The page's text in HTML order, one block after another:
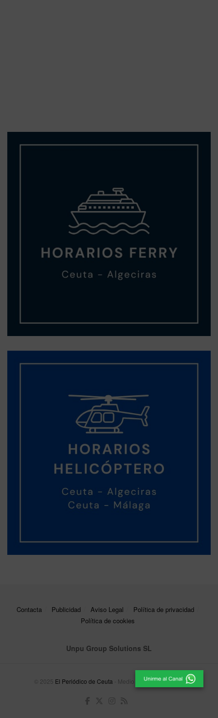
Contacta Publicidad Aviso Legal
Política de privacidad
Política de cookies
Unpu Group Solutions SL
© 2025 El Periódico de Ceuta - Medio de Comunicación